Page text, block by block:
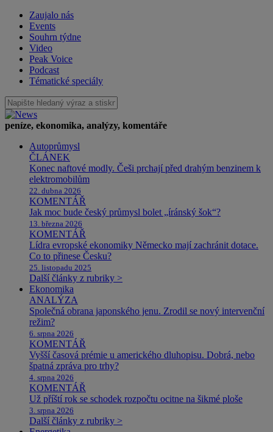
Zaujalo nás
Events
Souhrn týdne
Video
Peak Voice
Podcast
Tématické speciály
peníze, ekonomika, analýzy, komentáře
Autoprůmysl
ČLÁNEK
Konec naftové modly. Češi prchají před drahým benzinem k
elektromobilům
22. dubna 2026
KOMENTÁŘ
Jak moc bude český průmysl bolet „íránský šok“?
13. března 2026
KOMENTÁŘ
Lídra evropské ekonomiky Německo mají zachránit dotace.
Co to přinese Česku?
25. listopadu 2025
Další články z rubriky >
Ekonomika
ANALÝZA
Společná obrana japonského jenu. Zrodil se nový intervenční
režim?
6. srpna 2026
KOMENTÁŘ
Vyšší časová prémie u amerického dluhopisu. Dobrá, nebo
špatná zpráva pro trhy?
4. srpna 2026
KOMENTÁŘ
Už příští rok se schodek rozpočtu ocitne na šikmé ploše
3. srpna 2026
Další články z rubriky >